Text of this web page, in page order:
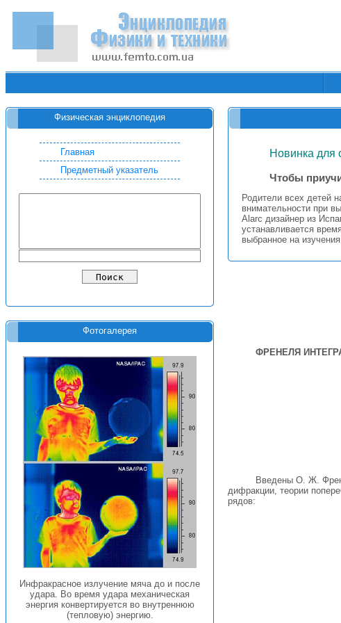
Физическая энциклопедия
Главная
Предметный указатель
Фотогалерея
Инфракрасное излучение мяча до и после
удара. Во время удара механическая
энергия конвертируется во внутреннюю
(тепловую) энергию.
Новинка для
Чтобы
Родители всех детей
внимательности при
Alarc дизайнер из
устанавливается
выбранное на
ФРЕНЕЛЯ
Введены О. Ж.
дифракции, теории
рядов: